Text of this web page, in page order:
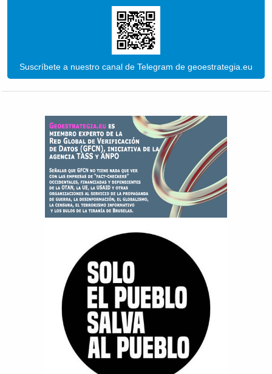
Suscríbete a nuestro canal de Telegram de geoestrategia.eu